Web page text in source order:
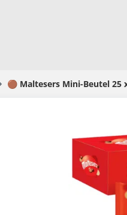
🟤 Maltesers Mini-Beutel 25